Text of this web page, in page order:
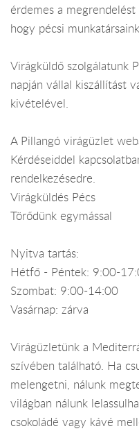
érdemes a
hogy pécsi
Virágküldő szolgálatunk
napján vállal kiszállítást
kivételével.
A Pillangó virágüzlet
Kérdéseiddel
rendelkezésedre.
Virágküldés Pécs
Törődünk egymással
Nyitva tartás:
Hétfő - Péntek: 9:00-
Szombat: 9:00-14:00
Vasárnap: zárva
Virágüzletünk a
szívében található. Ha
melengetni, nálunk
világban nálunk
csokoládé vagy kávé